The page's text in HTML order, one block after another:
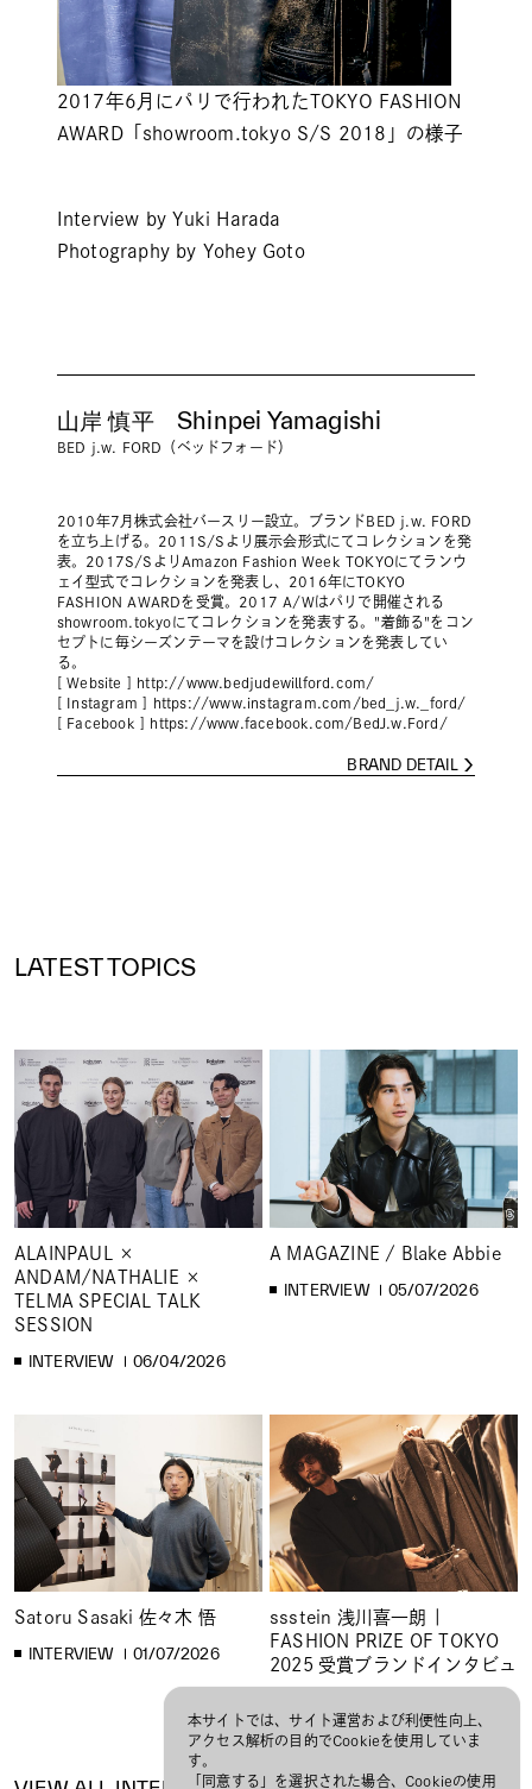
2017年6月にパリで行われたTOKYO FASHION
AWARD「showroom.tokyo S/S 2018」の様子
Interview by Yuki Harada
Photography by Yohey Goto
山岸 慎平 Shinpei Yamagishi
BED j.w. FORD（ベッドフォード）
2010年7月株式会社バースリー設立。ブランドBED j.w. FORD
を立ち上げる。2011S/Sより展示会形式にてコレクションを発
表。2017S/SよりAmazon Fashion Week TOKYOにてランウ
ェイ型式でコレクションを発表し、2016年にTOKYO
FASHION AWARDを受賞。2017 A/Wはパリで開催される
showroom.tokyoにてコレクションを発表する。"着飾る"をコン
セプトに毎シーズンテーマを設けコレクションを発表してい
る。
[ Website ] http://www.bedjudewillford.com/
[ Instagram ]
https://www.instagram.com/bed_j.w._ford/
[ Facebook ] https://www.facebook.com/BedJ.w.Ford/
BRAND DETAIL
LATEST TOPICS
ALAINPAUL ×
ANDAM/NATHALIE ×
TELMA SPECIAL TALK
SESSION
INTERVIEW 06/04/2026
A MAGAZINE / Blake Abbie
INTERVIEW 05/07/2026
Satoru Sasaki 佐々木 悟
INTERVIEW 01/07/2026
ssstein 浅川喜一朗 |
FASHION PRIZE OF TOKYO
2025 受賞ブランドインタビュ
ー
INTERVIEW 12/01/2025
本サイトでは、サイト運営および利便性向上、
アクセス解析の目的でCookieを使用していま
す。
「同意する」を選択された場合、Cookieの使用